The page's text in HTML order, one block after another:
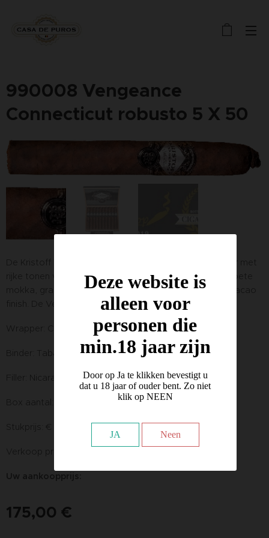
Deze website is
alleen voor
personen die
min.18 jaar zijn
Door op Ja te klikken bevestigt u
dat u 18 jaar of ouder bent. Zo niet
klik op NEEN
JA Neen
990008 Vengeance
Connecticut robusto 5 X 50
rijke tonen van donker geroosterde espressobonen, zoete
mokka, graham cracker, kruiden en een lange romige cacao
finish. De Vengeance is niets minder dan verrukkelijk.
Wrapper: Connecticut Broadleaf
Binder: Tabak uit Indonesië
Filler: Nicaraguaanse en Dominicaanse Tabak
175,00 €